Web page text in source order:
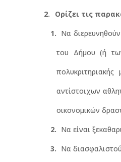
Ορίζει τις
Να
του Δήμου (ή
αντίστοιχων
οικονομικών
Να είναι
Να